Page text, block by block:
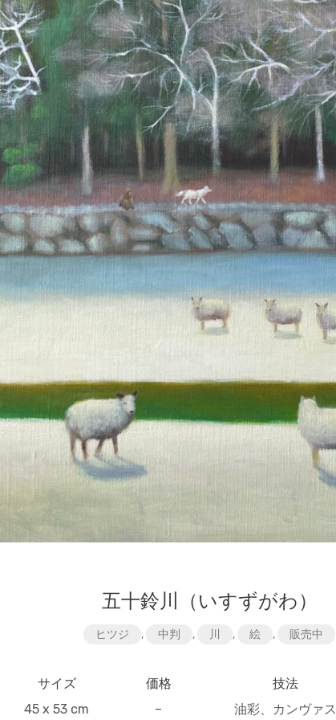
五十鈴川（いすずがわ）
ヒツジ , 中判 , 川 , 絵 , 販売中
サイズ
45 x 53 cm
価格
–
技法
油彩、カンヴァス